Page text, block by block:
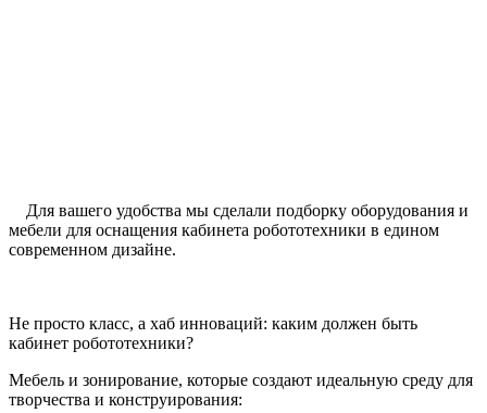
Для вашего удобства мы сделали подборку оборудования и
мебели для оснащения кабинета робототехники в едином
современном дизайне.
Не просто класс, а хаб инноваций: каким должен быть
кабинет робототехники?
Мебель и зонирование, которые создают идеальную среду для
творчества и конструирования: